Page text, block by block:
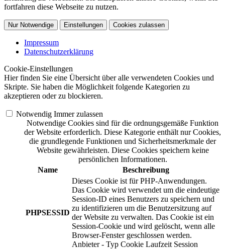
fortfahren diese Webseite zu nutzen.
Nur Notwendige Einstellungen Cookies zulassen
Impressum
Datenschutzerklärung
Cookie-Einstellungen
Hier finden Sie eine Übersicht über alle verwendeten Cookies und
Skripte. Sie haben die Möglichkeit folgende Kategorien zu
akzeptieren oder zu blockieren.
Notwendig Immer zulassen
Notwendige Cookies sind für die ordnungsgemäße Funktion
der Website erforderlich. Diese Kategorie enthält nur Cookies,
die grundlegende Funktionen und Sicherheitsmerkmale der
Website gewährleisten. Diese Cookies speichern keine
persönlichen Informationen.
Name
Beschreibung
PHPSESSID
Dieses Cookie ist für PHP-Anwendungen.
Das Cookie wird verwendet um die eindeutige
Session-ID eines Benutzers zu speichern und
zu identifizieren um die Benutzersitzung auf
der Website zu verwalten. Das Cookie ist ein
Session-Cookie und wird gelöscht, wenn alle
Browser-Fenster geschlossen werden.
Anbieter - Typ Cookie Laufzeit Session